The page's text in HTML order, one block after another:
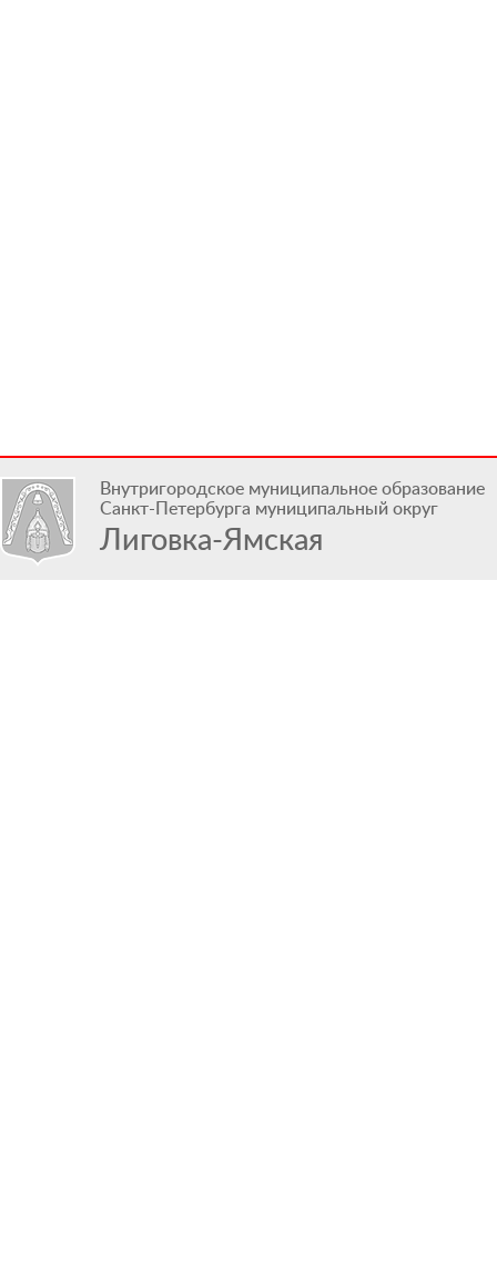
Внутригородское муниципальное образование
Санкт-Петербурга муниципальный округ
Лиговка-Ямская